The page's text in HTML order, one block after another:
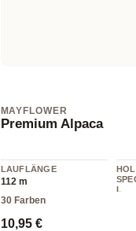
MAYFLOWER
Premium Alpaca
LAUFLÄNGE
112 m
L
30 Farben
Regulärer Preis:
10,95 €